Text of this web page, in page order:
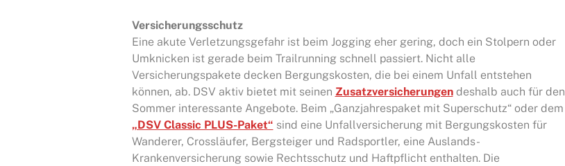
Versicherungsschutz
Eine akute Verletzungsgefahr ist beim Jogging eher gering, doch ein Stolpern oder
Umknicken ist gerade beim Trailrunning schnell passiert. Nicht alle
Versicherungspakete decken Bergungskosten, die bei einem Unfall entstehen
können, ab. DSV aktiv bietet mit seinen Zusatzversicherungendeshalb auch für den
Sommer interessante Angebote. Beim „Ganzjahrespaket mit Superschutz“ oder dem
„DSV Classic PLUS-Paket“ sind eine Unfallversicherung mit Bergungskosten für
Wanderer, Crossläufer, Bergsteiger und Radsportler, eine Auslands-
Krankenversicherung sowie Rechtsschutz und Haftpflicht enthalten. Die